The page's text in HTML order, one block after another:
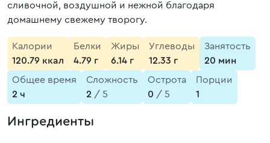
сливочной, воздушной и нежной благодаря
домашнему свежему творогу.
Калории
120.79 ккал
Белки
4.79 г
Жиры
6.14 г
Углеводы
12.33 г
Занятость
20 мин
Общее время
2 ч
Сложность
2 / 5
Острота
0 / 5
Порции
1
Ингредиенты